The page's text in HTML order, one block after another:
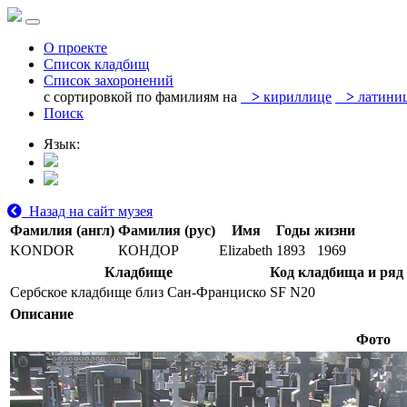
О проекте
Список кладбищ
Список захоронений
с сортировкой по фамилиям на
> кириллице >
Поиск
Язык:
Назад на сайт музея
Фамилия (англ) Фамилия (рус) Имя
Годы жизни
KONDOR
КОНДОР Elizabeth 1893
1969
Кладбище
Код кладбища и ряд
Сербское кладбище близ Сан-Франциско SF N20
Описание
Фото